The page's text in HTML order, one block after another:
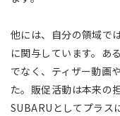
他には、自分の領域で
に関与しています。あ
でなく、ティザー動画
た。販促活動は本来の
SUBARUとしてプラス